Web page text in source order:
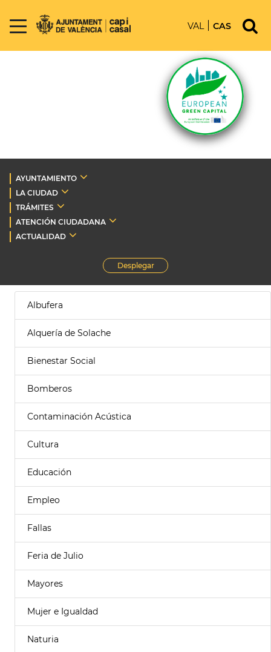
VAL CAS
AYUNTAMIENTO
LA CIUDAD
TRÁMITES
ATENCIÓN CIUDADANA
ACTUALIDAD
Desplegar
Albufera
Alquería de Solache
Bienestar Social
Bomberos
Contaminación Acústica
Cultura
Educación
Empleo
Fallas
Feria de Julio
Mayores
Mujer e Igualdad
Naturia